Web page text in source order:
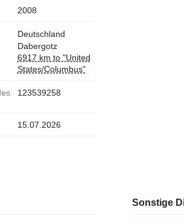
2008
Deutschland
Dabergotz
6917 km to "United
States/Columbus"
123539258
15.07.2026
Sonstige